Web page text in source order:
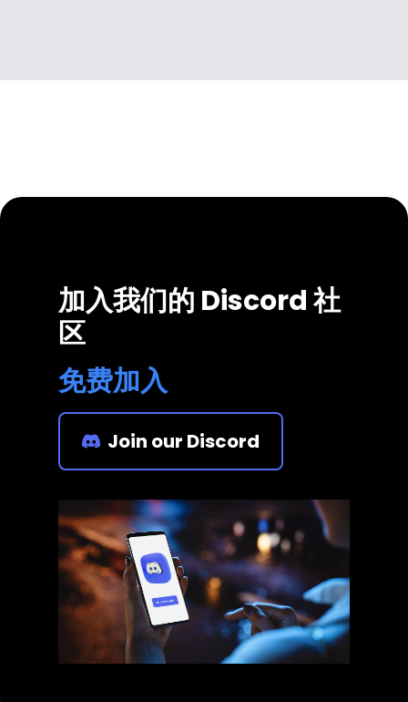
加入我们的 Discord 社
区
免费加入
Join our Discord